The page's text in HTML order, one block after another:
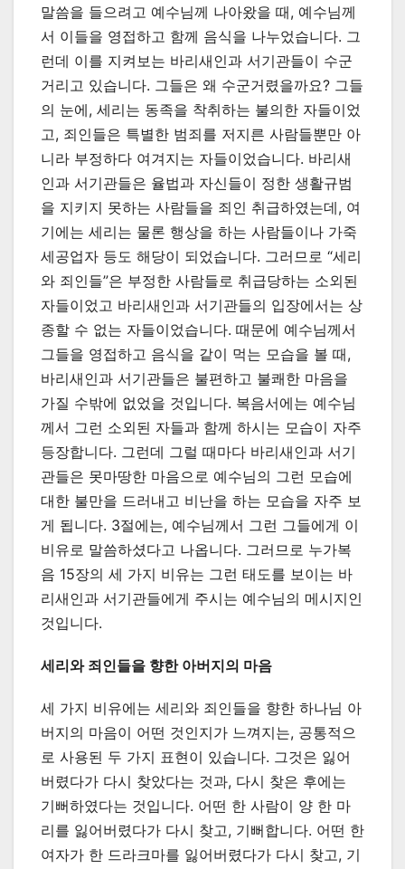
말씀을 들으려고 예수님께 나아왔을 때, 예수님께
서 이들을 영접하고 함께 음식을 나누었습니다. 그
런데 이를 지켜보는 바리새인과 서기관들이 수군
거리고 있습니다. 그들은 왜 수군거렸을까요? 그들
의 눈에, 세리는 동족을 착취하는 불의한 자들이었
고, 죄인들은 특별한 범죄를 저지른 사람들뿐만 아
니라 부정하다 여겨지는 자들이었습니다. 바리새
인과 서기관들은 율법과 자신들이 정한 생활규범
을 지키지 못하는 사람들을 죄인 취급하였는데, 여
기에는 세리는 물론 행상을 하는 사람들이나 가죽
세공업자 등도 해당이 되었습니다. 그러므로 “세리
와 죄인들”은 부정한 사람들로 취급당하는 소외된
자들이었고 바리새인과 서기관들의 입장에서는 상
종할 수 없는 자들이었습니다. 때문에 예수님께서
그들을 영접하고 음식을 같이 먹는 모습을 볼 때,
바리새인과 서기관들은 불편하고 불쾌한 마음을
가질 수밖에 없었을 것입니다. 복음서에는 예수님
께서 그런 소외된 자들과 함께 하시는 모습이 자주
등장합니다. 그런데 그럴 때마다 바리새인과 서기
관들은 못마땅한 마음으로 예수님의 그런 모습에
대한 불만을 드러내고 비난을 하는 모습을 자주 보
게 됩니다. 3절에는, 예수님께서 그런 그들에게 이
비유로 말씀하셨다고 나옵니다. 그러므로 누가복
음 15장의 세 가지 비유는 그런 태도를 보이는 바
리새인과 서기관들에게 주시는 예수님의 메시지인
것입니다.
세리와 죄인들을 향한 아버지의 마음
세 가지 비유에는 세리와 죄인들을 향한 하나님 아
버지의 마음이 어떤 것인지가 느껴지는, 공통적으
로 사용된 두 가지 표현이 있습니다. 그것은 잃어
버렸다가 다시 찾았다는 것과, 다시 찾은 후에는
기뻐하였다는 것입니다. 어떤 한 사람이 양 한 마
리를 잃어버렸다가 다시 찾고, 기뻐합니다. 어떤 한
여자가 한 드라크마를 잃어버렸다가 다시 찾고, 기